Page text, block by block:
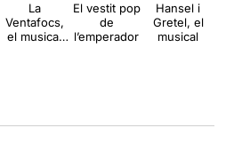
La
Ventafocs,
el musical
El vestit pop
de
l’emperador
Hansel i
Gretel, el
musical